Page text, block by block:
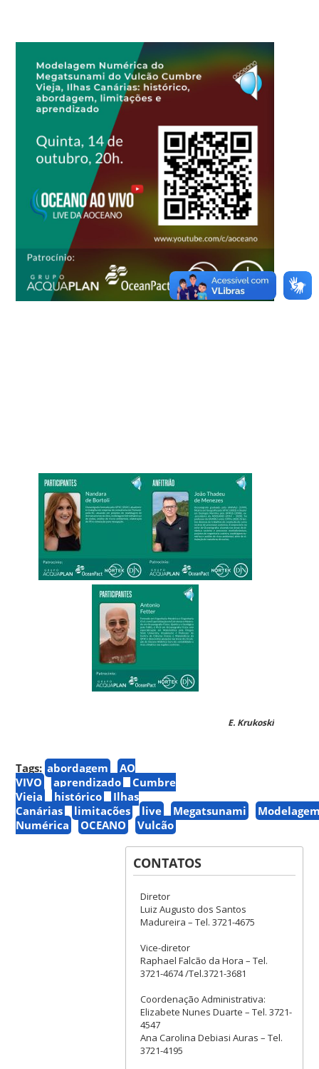
E. Krukoski
Tags: abordagem
AO
VIVO
aprendizado
Cumbre
Vieja
histórico
Ilhas
Canárias
limitações live Megatsunami
Numérica
OCEANO Vulcão
CONTATOS
Diretor
Luiz Augusto dos Santos
Madureira – Tel. 3721-4675
Vice-diretor
Raphael Falcão da Hora – Tel.
3721-4674 /Tel.3721-3681
Coordenação Administrativa:
Elizabete Nunes Duarte – Tel. 3721-
4547
Ana Carolina Debiasi Auras – Tel.
3721-4195